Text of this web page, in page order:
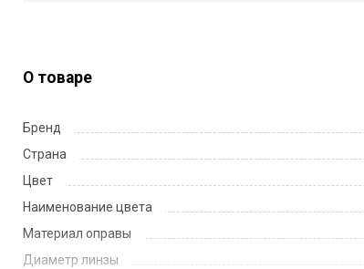
О товаре
Бренд
Страна
Цвет
Наименование цвета
Материал оправы
Диаметр линзы